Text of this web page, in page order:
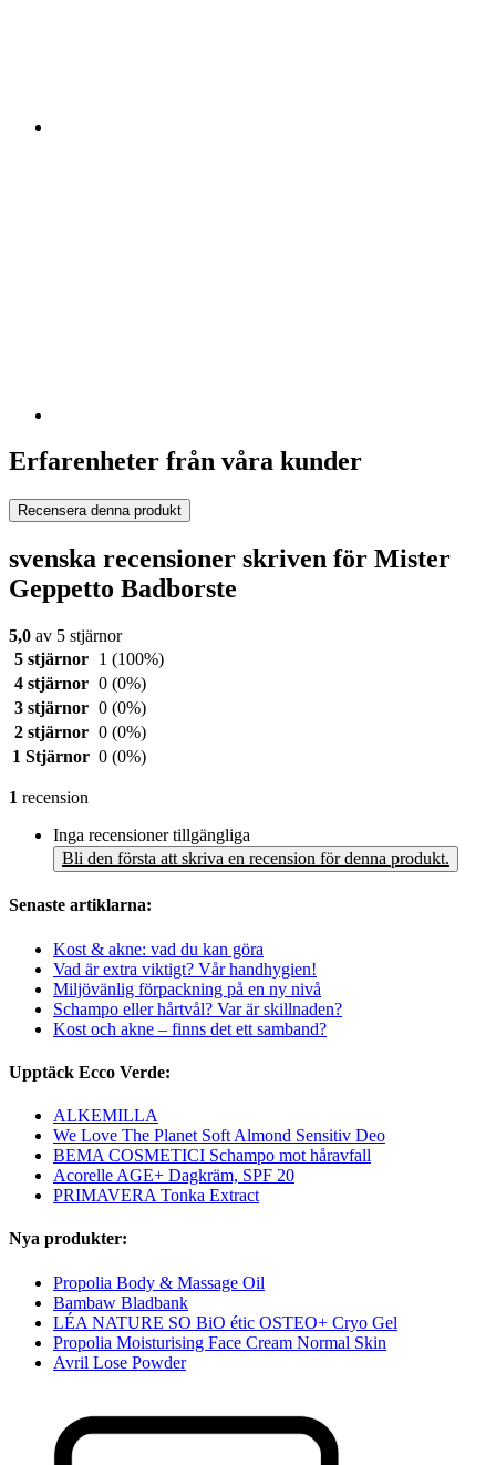
Erfarenheter från våra kunder
Recensera denna produkt
svenska recensioner skriven för Mister
Geppetto Badborste
5,0 av 5 stjärnor
5 stjärnor
1 (100%)
4 stjärnor 0 (0%)
3 stjärnor 0 (0%)
2 stjärnor 0 (0%)
1 Stjärnor 0 (0%)
1 recension
Inga recensioner tillgängliga
Bli den första att skriva en recension för denna produkt.
Senaste artiklarna:
Kost & akne: vad du kan göra
Vad är extra viktigt? Vår handhygien!
Miljövänlig förpackning på en ny nivå
Schampo eller hårtvål? Var är skillnaden?
Kost och akne – finns det ett samband?
Upptäck Ecco Verde:
ALKEMILLA
We Love The Planet Soft Almond Sensitiv Deo
BEMA COSMETICI Schampo mot håravfall
Acorelle AGE+ Dagkräm, SPF 20
PRIMAVERA Tonka Extract
Nya produkter:
Propolia Body & Massage Oil
Bambaw Bladbank
LÉA NATURE SO BiO étic OSTEO+ Cryo Gel
Propolia Moisturising Face Cream Normal Skin
Avril Lose Powder